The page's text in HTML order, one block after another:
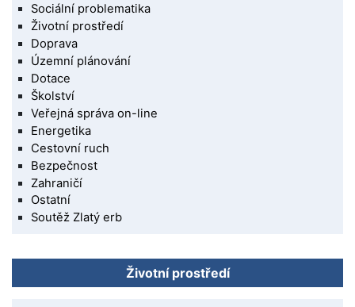
Sociální problematika
Životní prostředí
Doprava
Územní plánování
Dotace
Školství
Veřejná správa on-line
Energetika
Cestovní ruch
Bezpečnost
Zahraničí
Ostatní
Soutěž Zlatý erb
Životní prostředí